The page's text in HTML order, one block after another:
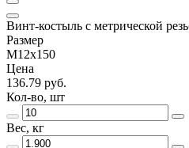
Винт-костыль с метрической
Размер
М12х150
Цена
136.79 руб.
Кол-во, шт
Вес, кг